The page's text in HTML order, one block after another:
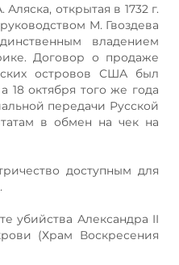
открытая в 1732 г.
М. Гвоздева
владением
Договор о продаже
островов США был
18 октября того же года
передачи Русской
в обмен на чек на
доступным для
убийства Александра II
(Храм Воскресения